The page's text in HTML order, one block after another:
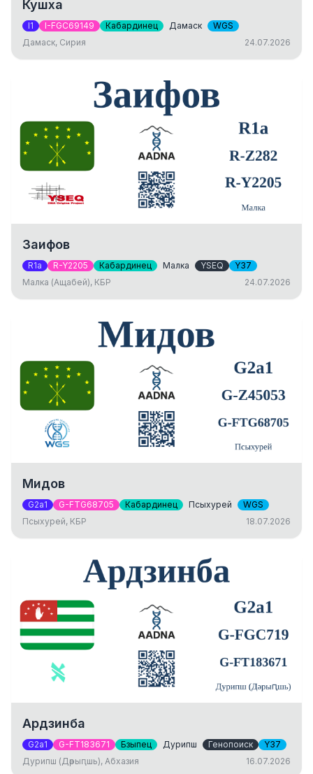
Кушха
I1 I-FGC69149 Кабардинец Дамаск
WGS
Дамаск, Сирия
24.07.2026
Заифов
R1a R-Y2205 Кабардинец Малка YSEQ
Y37
Малка (Ащабей), КБР
24.07.2026
Мидов
G2a1 G-FTG68705 Кабардинец Псыхурей
WGS
Псыхурей, КБР
18.07.2026
Ардзинба
G2a1 G-FT183671 Бзыпец Дурипш Генопоиск
Y37
Дурипш (Дәрыԥшь), Абхазия
16.07.2026